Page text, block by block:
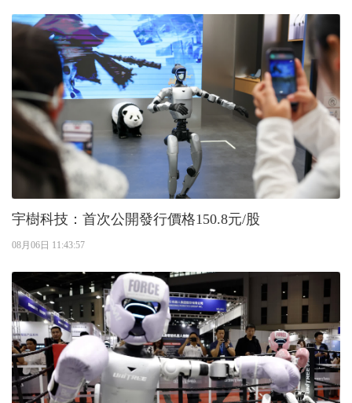
宇樹科技：首次公開發行價格150.8元/股
08月06日 11:43:57